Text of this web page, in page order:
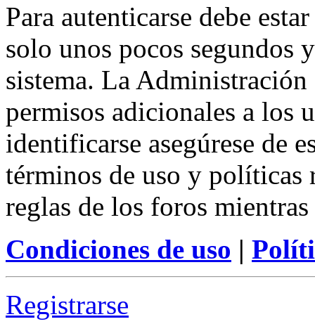
Para autenticarse debe
solo unos pocos segundos
sistema. La
permisos adicionales a los
identificarse asegúrese de
términos de uso y políticas
reglas de los foros
Condiciones de uso |
Registrarse